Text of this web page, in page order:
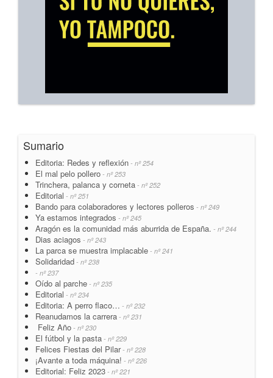
Sumario
Editoria: Redes y reflexión - nº 254
El mal pelo pollero - nº 253
Trinchera, palanca y corneta - nº 252
Editorial - nº 251
Bando para colaboradores y lectores polleros - nº 249
Ya estamos integrados - nº 245
Aragón es la comunidad más aburrida de España. - nº 244
Dias aciagos - nº 243
La parca se muestra implacable - nº 241
Solidaridad - nº 238
- nº 237
Oído al parche - nº 235
Editorial - nº 234
Editoria: A perro flaco… - nº 232
Reanudamos la carrera - nº 231
Feliz Año - nº 230
El fútbol y la pasta - nº 229
Felices Fiestas del Pilar- nº 228
¡Avante a toda máquina! - nº 226
Editorial: Feliz 2023 - nº 221